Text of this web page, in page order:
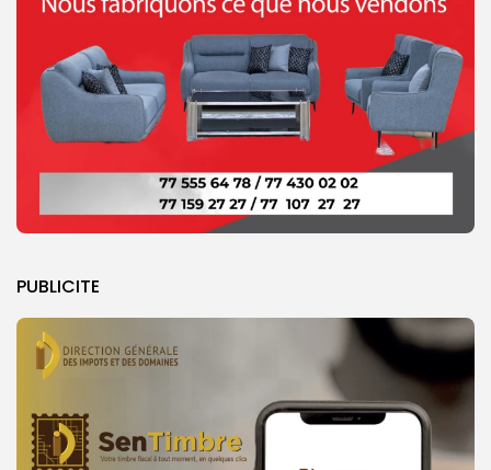
PUBLICITE